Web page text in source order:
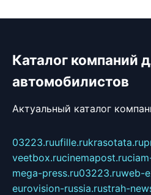
Каталог компаний
автомобилистов
Актуальный каталог
03223.ruufille.rukrasotata.ru
veetbox.rucinemapost.ru
mega-press.ru03223.ruweb-
eurovision-russia.rustrah-